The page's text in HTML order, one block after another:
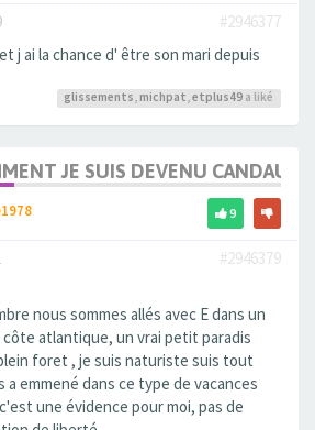
#2946377
j ai la chance d' être son mari depuis
glissements, michpat,etplus49 a liké
JE SUIS DEVENU
9
#2946379
nous sommes allés avec E dans un
atlantique, un vrai petit paradis
foret , je suis naturiste suis tout
emmené dans ce type de vacances
une évidence pour moi, pas de